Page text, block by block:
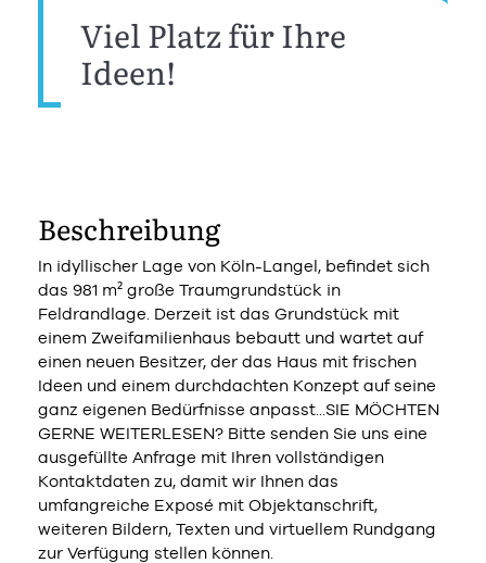
Viel Platz für Ihre
Ideen!
Beschreibung
In idyllischer Lage von Köln-Langel, befindet sich
das 981 m² große Traumgrundstück in
Feldrandlage. Derzeit ist das Grundstück mit
einem Zweifamilienhaus bebautt und wartet auf
einen neuen Besitzer, der das Haus mit frischen
Ideen und einem durchdachten Konzept auf seine
ganz eigenen Bedürfnisse anpasst...SIE MÖCHTEN
GERNE WEITERLESEN? Bitte senden Sie uns eine
ausgefüllte Anfrage mit Ihren vollständigen
Kontaktdaten zu, damit wir Ihnen das
umfangreiche Exposé mit Objektanschrift,
weiteren Bildern, Texten und virtuellem Rundgang
zur Verfügung stellen können.